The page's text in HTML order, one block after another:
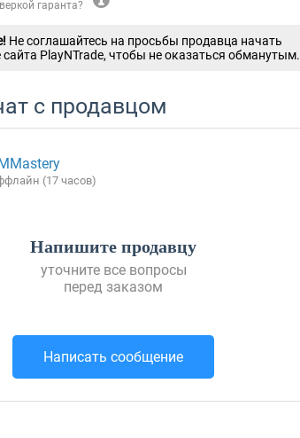
гаранта?
Не соглашайтесь на просьбы продавца начать
PlayNTrade, чтобы не оказаться обманутым.
с продавцом
(17 часов)
Напишите продавцу
уточните все вопросы
перед заказом
Написать сообщение